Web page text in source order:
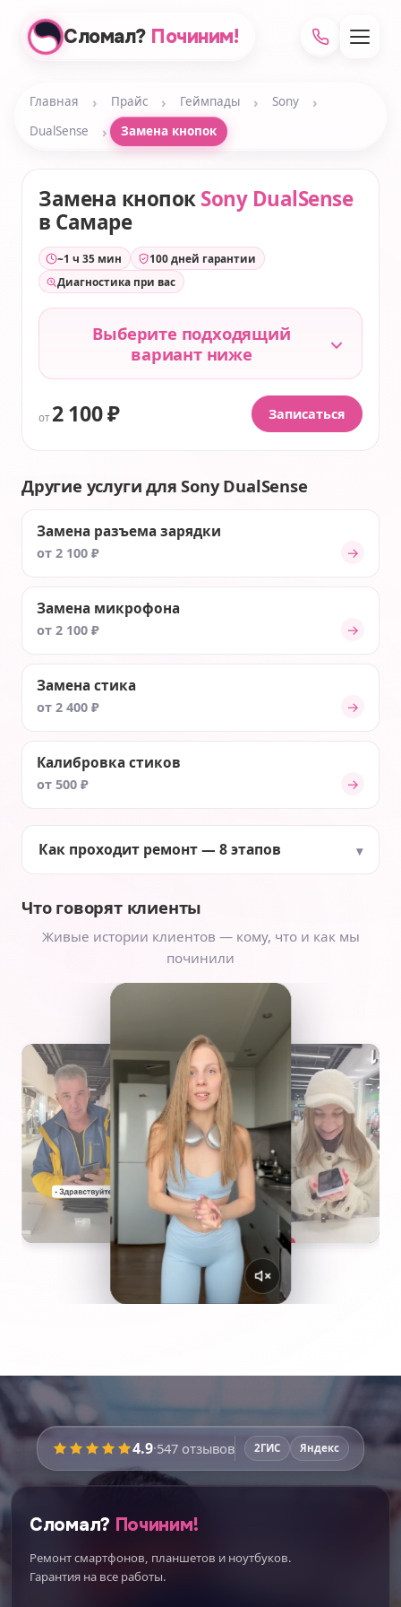
Сломал? Починим!
Главная › Прайс › Геймпады › Sony ›
DualSense › Замена кнопок
Замена кнопокSony DualSense
в Самаре
~1 ч 35 мин
100 дней гарантии
Диагностика при вас
Выберите подходящий
вариант ниже
от 2 100 ₽ Записаться
Другие услуги для Sony DualSense
Замена разъема зарядки
от 2 100 ₽ →
Замена микрофона
от 2 100 ₽ →
Замена стика
от 2 400 ₽ →
Калибровка стиков
от 500 ₽ →
Как проходит ремонт — 8 этапов
Что говорят клиенты
Живые истории клиентов — кому, что и как мы
починили
4.9·547 отзывов 2ГИС Яндекс
Сломал? Починим!
Ремонт смартфонов, планшетов и ноутбуков.
Гарантия на все работы.